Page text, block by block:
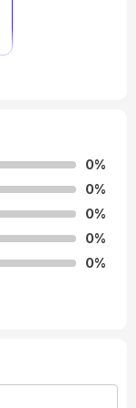
0%
0%
0%
0%
0%